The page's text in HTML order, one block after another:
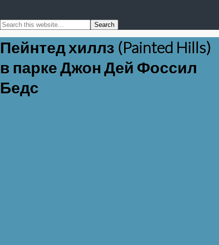
Пейнтед хиллз (Painted Hills)
в парке Джон Дей Фоссил
Бедс